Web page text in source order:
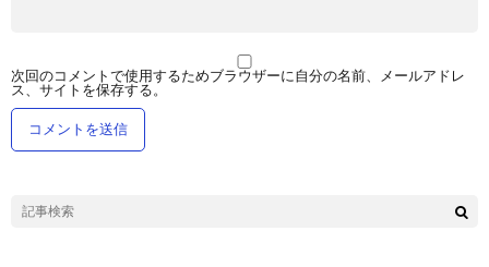
次回のコメントで使用するためブラウザーに自分の名前、メールアドレ
ス、サイトを保存する。